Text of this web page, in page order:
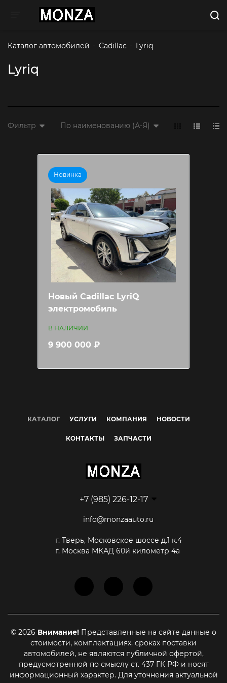
Toggle navigation
Каталог автомобилей - Cadillac - Lyriq
Lyriq
Фильтр По наименованию (А-Я)
Новинка
Новый Cadillac LyriQ
электромобиль
В НАЛИЧИИ
9 900 000 ₽
КАТАЛОГ УСЛУГИ КОМПАНИЯ НОВОСТИ
КОНТАКТЫ ЗАПЧАСТИ
+7 (985) 226-12-17
info@monzaauto.ru
г. Тверь, Московское шоссе д.1 к.4
г. Москва МКАД 60й километр 4а
© 2026 Внимание! Представленные на сайте данные о
стоимости, комплектациях, сроках поставки
автомобилей, не являются публичной офертой,
предусмотренной по смыслу ст. 437 ГК РФ и носят
информационный характер. Для уточнения актуальной